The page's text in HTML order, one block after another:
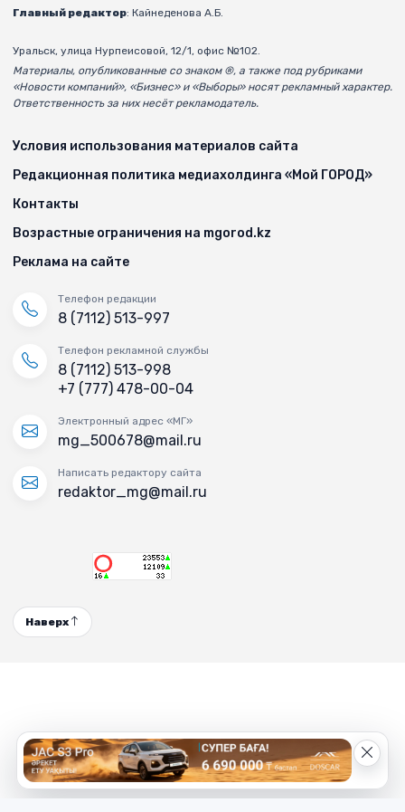
Главный редактор: Кайнеденова А.Б.
Уральск, улица Нурпеисовой, 12/1, офис №102.
Материалы, опубликованные со знаком ®, а также под рубриками
«Новости компаний», «Бизнес» и «Выборы» носят рекламный характер.
Ответственность за них несёт рекламодатель.
Условия использования материалов сайта
Редакционная политика медиахолдинга «Мой ГОРОД»
Контакты
Возрастные ограничения на mgorod.kz
Реклама на сайте
Телефон редакции
8 (7112) 513-997
Телефон рекламной службы
8 (7112) 513-998
+7 (777) 478-00-04
Электронный адрес «МГ»
mg_500678@mail.ru
Написать редактору сайта
redaktor_mg@mail.ru
Наверх